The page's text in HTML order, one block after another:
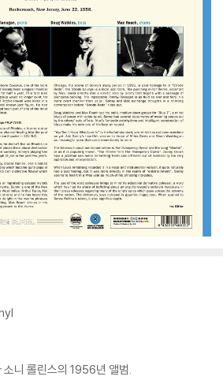
소니 롤린스의 1956년 앨범.